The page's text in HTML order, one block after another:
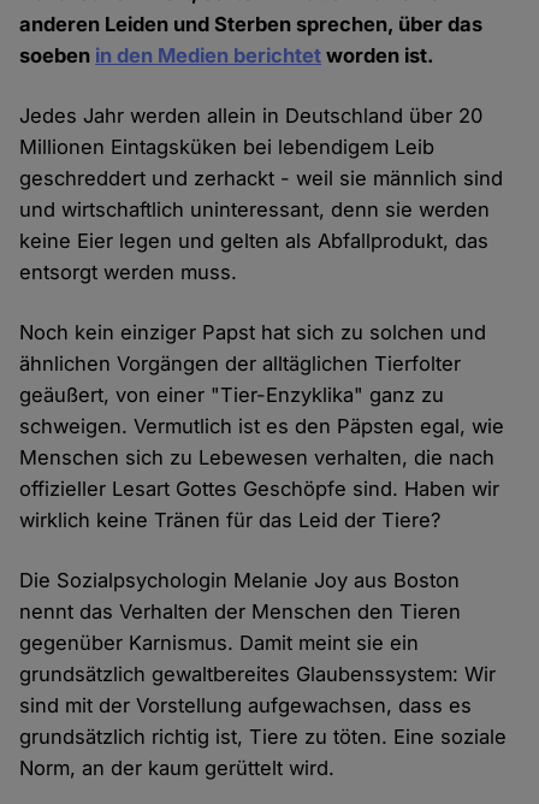
anderen Leiden und Sterben sprechen, über das
soeben in den Medien berichtet worden ist.
Jedes Jahr werden allein in Deutschland über 20
Millionen Eintagsküken bei lebendigem Leib
geschreddert und zerhackt - weil sie männlich sind
und wirtschaftlich uninteressant, denn sie werden
keine Eier legen und gelten als Abfallprodukt, das
entsorgt werden muss.
Noch kein einziger Papst hat sich zu solchen und
ähnlichen Vorgängen der alltäglichen Tierfolter
geäußert, von einer "Tier-Enzyklika" ganz zu
schweigen. Vermutlich ist es den Päpsten egal, wie
Menschen sich zu Lebewesen verhalten, die nach
offizieller Lesart Gottes Geschöpfe sind. Haben wir
wirklich keine Tränen für das Leid der Tiere?
Die Sozialpsychologin Melanie Joy aus Boston
nennt das Verhalten der Menschen den Tieren
gegenüber Karnismus. Damit meint sie ein
grundsätzlich gewaltbereites Glaubenssystem: Wir
sind mit der Vorstellung aufgewachsen, dass es
grundsätzlich richtig ist, Tiere zu töten. Eine soziale
Norm, an der kaum gerüttelt wird.